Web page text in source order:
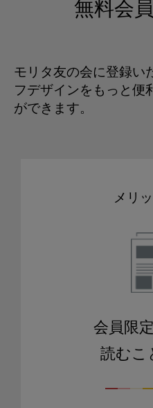
無料会
モリタ友の会に登録い
フデザインをもっと便
ができます。
メリ
会員限
読むこ